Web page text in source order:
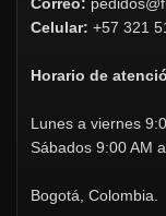
Celular: +57 321
Horario de
Lunes a viernes
Sábados 9:00 AM
Bogotá, Colombia.